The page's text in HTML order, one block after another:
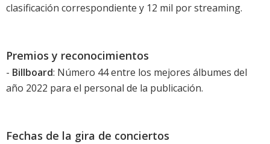
clasificación correspondiente y 12 mil por streaming.
Premios y reconocimientos
- Billboard: Número 44 entre los mejores álbumes del
año 2022 para el personal de la publicación.
Fechas de la gira de conciertos